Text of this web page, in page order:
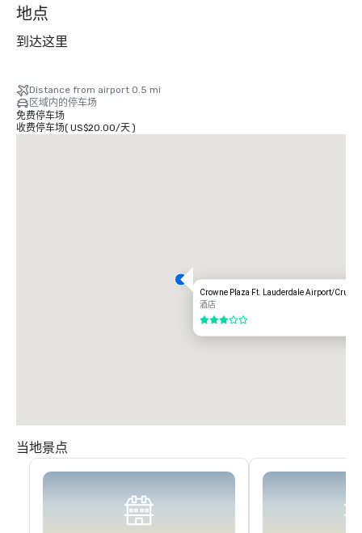
地点
到达这里
Distance from airport 0.5 mi
区域内的停车场
免费停车场
收费停车场( US$20.00/天)
Crowne Plaza Ft. Lauderdale Airport/Cruise
酒店
3/5
当地景点